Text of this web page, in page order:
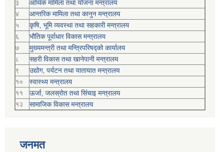
३
आर्थिक मामिला तथा योजना मन्त्रालय
४
आन्तरिक मामिला तथा कानुन मन्त्रालय
५
कृषि, भूमि व्यवस्था तथा सहकारी मन्त्रालय
६
भौतिक पूर्वाधार विकास मन्त्रालय
७
मुख्यमन्त्री तथा मन्त्रिपरिषद्को कार्यालय
८
सहरी विकास तथा खानेपानी मन्त्रालय
९
उद्योग, पर्यटन तथा यातायात मन्त्रालय
१०
स्वास्थ्य मन्त्रालय
११
ऊर्जा, जलस्रोत तथा सिंचाइ मन्त्रालय
१२
सामाजिक विकास मन्‍‍त्रालय
जनमत